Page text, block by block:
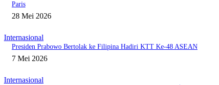
Paris
28 Mei 2026
Internasional
Presiden Prabowo Bertolak ke Filipina Hadiri KTT Ke-48 ASEAN
7 Mei 2026
Internasional